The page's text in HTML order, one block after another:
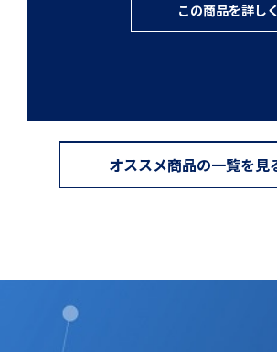
この商品を詳し
オススメ商品の一覧を見